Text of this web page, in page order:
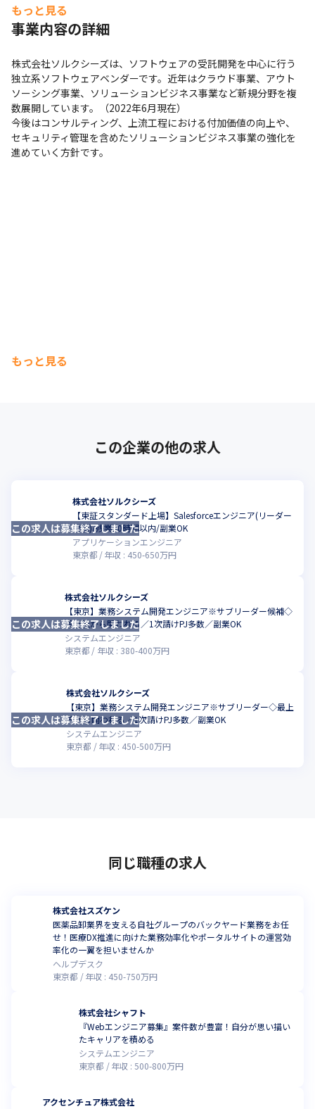
もっと見る
事業内容の詳細
株式会社ソルクシーズは、ソフトウェアの受託開発を中心に行う
独立系ソフトウェアベンダーです。近年はクラウド事業、アウト
ソーシング事業、ソリューションビジネス事業など新規分野を複
数展開しています。（2022年6月現在）
今後はコンサルティング、上流工程における付加価値の向上や、
セキュリティ管理を含めたソリューションビジネス事業の強化を
進めていく方針です。
もっと見る
この企業の他の求人
株式会社ソルクシーズ
【東証スタンダード上場】Salesforceエンジニア(リーダー
候補)/残業20時間以内/副業OK
アプリケーションエンジニア
東京都
年収 : 450-650万円
この求人は募集終了しました
株式会社ソルクシーズ
【東京】業務システム開発エンジニア※サブリーダー候補◇
最上流から関われる／1次請けPJ多数／副業OK
システムエンジニア
東京都
年収 : 380-400万円
この求人は募集終了しました
株式会社ソルクシーズ
【東京】業務システム開発エンジニア※サブリーダー◇最上
流から関われる／1次請けPJ多数／副業OK
システムエンジニア
東京都
年収 : 450-500万円
この求人は募集終了しました
同じ職種の求人
株式会社スズケン
医薬品卸業界を支える自社グループのバックヤード業務をお任
せ！医療DX推進に向けた業務効率化やポータルサイトの運営効
率化の一翼を担いませんか
ヘルプデスク
東京都
年収 : 450-750万円
株式会社シャフト
『Webエンジニア募集』案件数が豊富！自分が思い描い
たキャリアを積める
システムエンジニア
東京都
年収 :500-800万円
アクセンチュア株式会社